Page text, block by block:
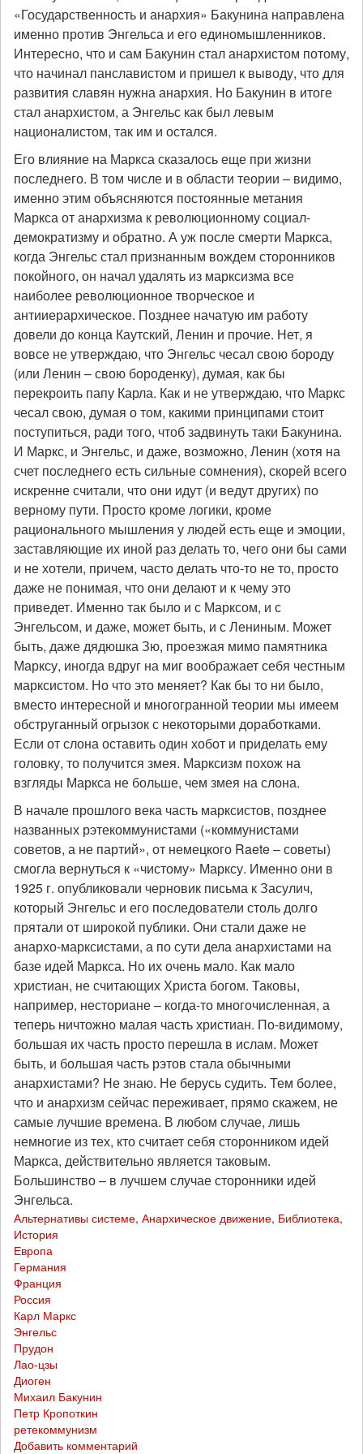
«Государственность и анархия» Бакунина направлена
именно против Энгельса и его единомышленников.
Интересно, что и сам Бакунин стал анархистом потому,
что начинал панславистом и пришел к выводу, что для
развития славян нужна анархия. Но Бакунин в итоге
стал анархистом, а Энгельс как был левым
националистом, так им и остался.
Его влияние на Маркса сказалось еще при жизни
последнего. В том числе и в области теории – видимо,
именно этим объясняются постоянные метания
Маркса от анархизма к революционному социал-
демократизму и обратно. А уж после смерти Маркса,
когда Энгельс стал признанным вождем сторонников
покойного, он начал удалять из марксизма все
наиболее революционное творческое и
антииерархическое. Позднее начатую им работу
довели до конца Каутский, Ленин и прочие. Нет, я
вовсе не утверждаю, что Энгельс чесал свою бороду
(или Ленин – свою бороденку), думая, как бы
перекроить папу Карла. Как и не утверждаю, что Маркс
чесал свою, думая о том, какими принципами стоит
поступиться, ради того, чтоб задвинуть таки Бакунина.
И Маркс, и Энгельс, и даже, возможно, Ленин (хотя на
счет последнего есть сильные сомнения), скорей всего
искренне считали, что они идут (и ведут других) по
верному пути. Просто кроме логики, кроме
рационального мышления у людей есть еще и эмоции,
заставляющие их иной раз делать то, чего они бы сами
и не хотели, причем, часто делать что-то не то, просто
даже не понимая, что они делают и к чему это
приведет. Именно так было и с Марксом, и с
Энгельсом, и даже, может быть, и с Лениным. Может
быть, даже дядюшка Зю, проезжая мимо памятника
Марксу, иногда вдруг на миг воображает себя честным
марксистом. Но что это меняет? Как бы то ни было,
вместо интересной и многогранной теории мы имеем
обструганный огрызок с некоторыми доработками.
Если от слона оставить один хобот и приделать ему
головку, то получится змея. Марксизм похож на
взгляды Маркса не больше, чем змея на слона.
В начале прошлого века часть марксистов, позднее
названных рэтекоммунистами («коммунистами
советов, а не партий», от немецкого Raete – советы)
смогла вернуться к «чистому» Марксу. Именно они в
1925 г. опубликовали черновик письма к Засулич,
который Энгельс и его последователи столь долго
прятали от широкой публики. Они стали даже не
анархо-марксистами, а по сути дела анархистами на
базе идей Маркса. Но их очень мало. Как мало
христиан, не считающих Христа богом. Таковы,
например, несториане – когда-то многочисленная, а
теперь ничтожно малая часть христиан. По-видимому,
большая их часть просто перешла в ислам. Может
быть, и большая часть рэтов стала обычными
анархистами? Не знаю. Не берусь судить. Тем более,
что и анархизм сейчас переживает, прямо скажем, не
самые лучшие времена. В любом случае, лишь
немногие из тех, кто считает себя сторонником идей
Маркса, действительно является таковым.
Большинство – в лучшем случае сторонники идей
Энгельса.
Альтернативы системе, Анархическое движение, Библиотека,
История
Европа
Германия
Франция
Россия
Карл Маркс
Энгельс
Прудон
Лао-цзы
Диоген
Михаил Бакунин
Петр Кропоткин
ретекоммунизм
Добавить комментарий